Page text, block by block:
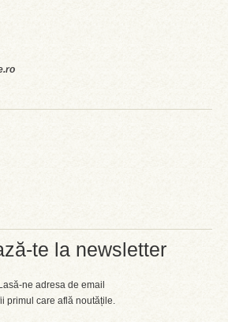
te la newsletter
Lasă-ne adresa de email
primul care află noutățile.